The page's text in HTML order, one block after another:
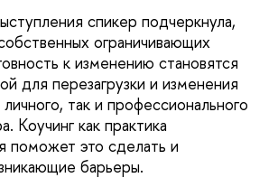
спикер подчеркнула,
ограничивающих
к изменению становятся
для перезагрузки и изменения
так и профессионального
Коучинг как практика
поможет это сделать и
барьеры.